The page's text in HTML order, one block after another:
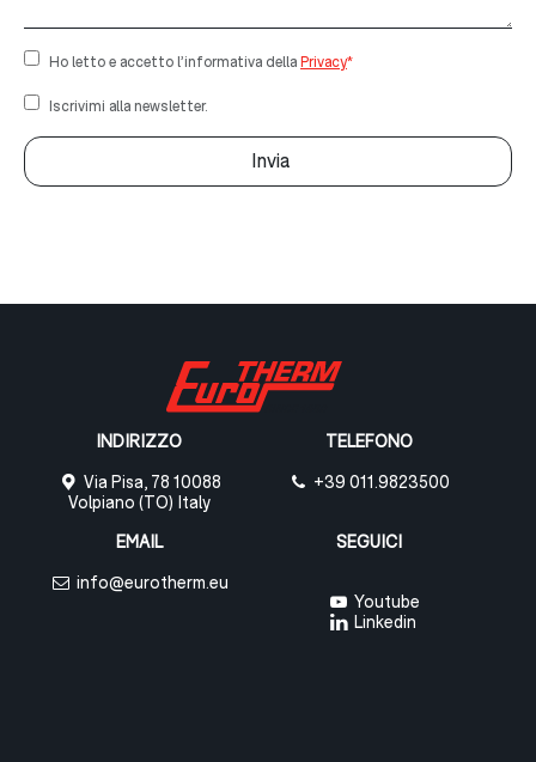
Ho letto e accetto l’informativa della Privacy*
Iscrivimi alla newsletter.
INDIRIZZO
Via Pisa, 78 10088
Volpiano (TO) Italy
TELEFONO
+39 011.9823500
EMAIL
info@eurotherm.eu
SEGUICI
Youtube
Linkedin